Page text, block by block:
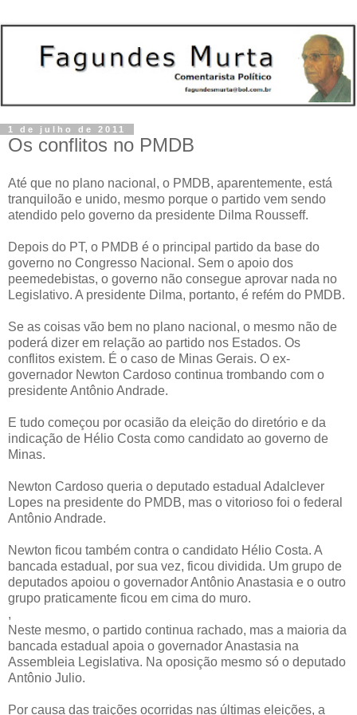
1 de julho de 2011
Os conflitos no PMDB
Até que no plano nacional, o PMDB, aparentemente, está
tranquiloão e unido, mesmo porque o partido vem sendo
atendido pelo governo da presidente Dilma Rousseff.
Depois do PT, o PMDB é o principal partido da base do
governo no Congresso Nacional. Sem o apoio dos
peemedebistas, o governo não consegue aprovar nada no
Legislativo. A presidente Dilma, portanto, é refém do PMDB.
Se as coisas vão bem no plano nacional, o mesmo não de
poderá dizer em relação ao partido nos Estados. Os
conflitos existem. É o caso de Minas Gerais. O ex-
governador Newton Cardoso continua trombando com o
presidente Antônio Andrade.
E tudo começou por ocasião da eleição do diretório e da
indicação de Hélio Costa como candidato ao governo de
Minas.
Newton Cardoso queria o deputado estadual Adalclever
Lopes na presidente do PMDB, mas o vitorioso foi o federal
Antônio Andrade.
Newton ficou também contra o candidato Hélio Costa. A
bancada estadual, por sua vez, ficou dividida. Um grupo de
deputados apoiou o governador Antônio Anastasia e o outro
grupo praticamente ficou em cima do muro.
,
Neste mesmo, o partido continua rachado, mas a maioria da
bancada estadual apoia o governador Anastasia na
Assembleia Legislativa. Na oposição mesmo só o deputado
Antônio Julio.
Por causa das traições ocorridas nas últimas eleições, a